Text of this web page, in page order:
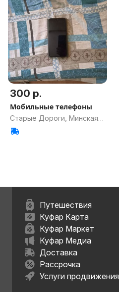
300 р.
Мобильные телефоны
Старые Дороги, Минская
обл.
Путешествия
Куфар Карта
Куфар Маркет
Куфар Медиа
Доставка
Рассрочка
Услуги продвижения